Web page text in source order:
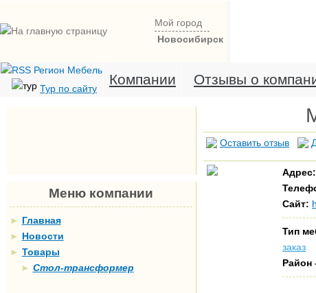
Мой город
Новосибирск
Тур по сайту
Компании Отзывы о
Меню компании
► Главная
► Новости
► Товары
► Стол-трансформер
Оставить отзыв
Адрес:
Сайт:
Тип
заказ
Район